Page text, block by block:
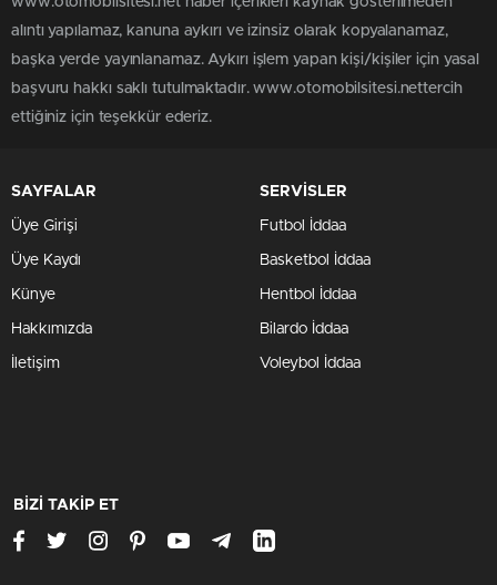
alıntı yapılamaz, kanuna aykırı ve izinsiz olarak kopyalanamaz,
başka yerde yayınlanamaz. Aykırı işlem yapan kişi/kişiler için yasal
başvuru hakkı saklı tutulmaktadır. www.otomobilsitesi.nettercih
ettiğiniz için teşekkür ederiz.
SAYFALAR
Üye Girişi
Üye Kaydı
Künye
Hakkımızda
İletişim
SERVİSLER
Futbol İddaa
Basketbol İddaa
Hentbol İddaa
Bilardo İddaa
Voleybol İddaa
BİZİ TAKİP ET